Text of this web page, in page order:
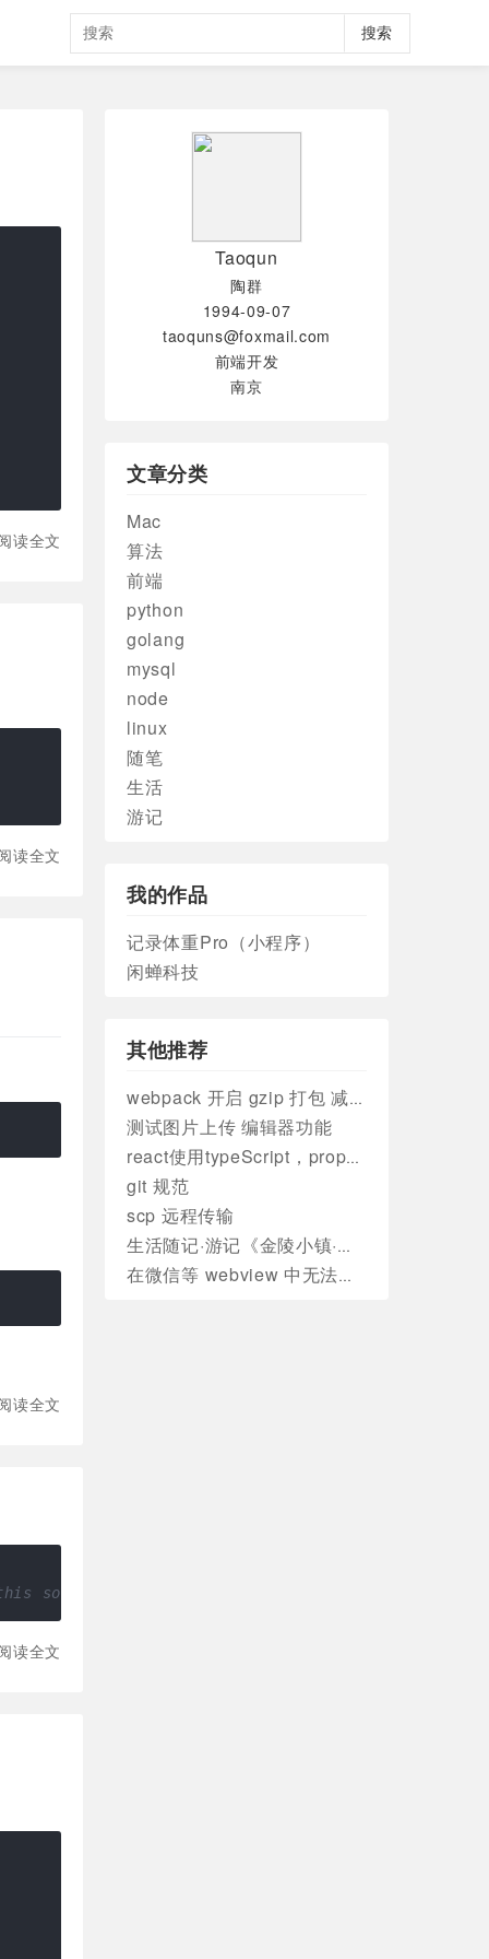
搜索
读全文
读全文
读全文
source!
读全文
Taoqun
陶群
1994-09-07
taoquns@foxmail.com
前端开发
南京
文章分类
Mac
算法
前端
python
golang
mysql
node
linux
随笔
生活
游记
我的作品
记录体重Pro（小程序）
闲蝉科技
其他推荐
webpack 开启 gzip 打包 减小文件大小
测试图片上传 编辑器功能
react使用typeScript，props、state 类型定义
git 规范
scp 远程传输
生活随记·游记《金陵小镇·燕集里》
在微信等 webview 中无法修改title的情况